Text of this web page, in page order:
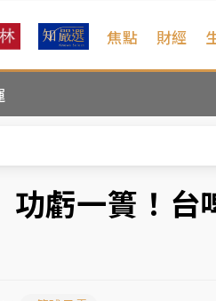
焦點 財經
程序複雜 觀旅局回應了
法院聲請遭駁 理由曝光
賣一度塞車 周六起展出延長至
今重開羈押庭
功虧一簣！